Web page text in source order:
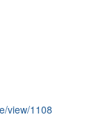
view/1108